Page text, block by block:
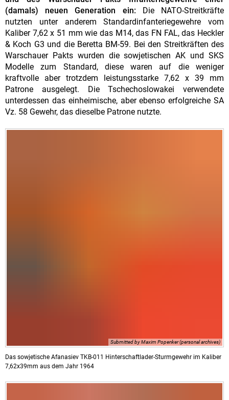
(damals) neuen Generation ein:Die NATO-Streitkräfte
nutzten unter anderem Standardinfanteriegewehre vom
Kaliber 7,62 x 51 mm wie das M14, das FN FAL, das Heckler
& Koch G3 und die Beretta BM-59. Bei den Streitkräften des
Warschauer Pakts wurden die sowjetischen AK und SKS
Modelle zum Standard, diese waren auf die weniger
kraftvolle aber trotzdem leistungsstarke 7,62 x 39 mm
Patrone ausgelegt. Die Tschechoslowakei verwendete
unterdessen das einheimische, aber ebenso erfolgreiche SA
Vz. 58 Gewehr, das dieselbe Patrone nutzte.
Submitted by Maxim Popenker (personal archives)
Das sowjetische Afanasiev TKB-011 Hinterschaftlader-Sturmgewehr im Kaliber
7,62x39mm aus dem Jahr 1964